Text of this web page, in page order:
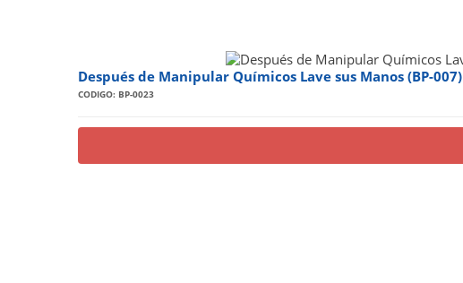
Después de Manipular Químicos Lave sus Manos (BP-007)
CODIGO: BP-0023